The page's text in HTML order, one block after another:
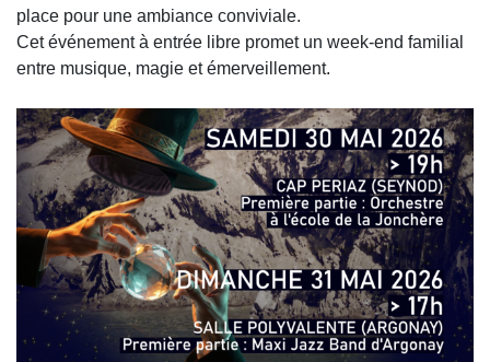
place pour une ambiance conviviale.
Cet événement à entrée libre promet un week-end familial
entre musique, magie et émerveillement.